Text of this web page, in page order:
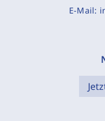
E-Mail: